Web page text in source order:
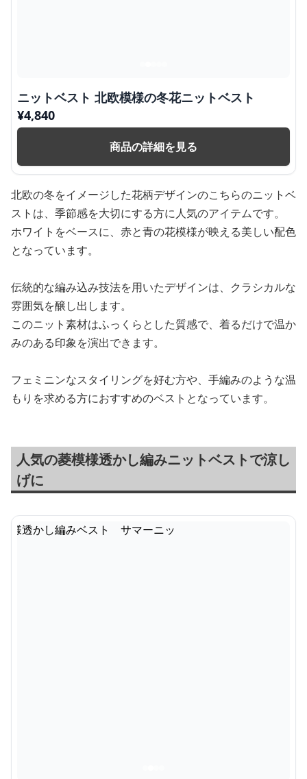
ニットベスト 北欧模様の冬花ニットベスト
¥4,840
商品の詳細を見る
北欧の冬をイメージした花柄デザインのこちらのニットベ
ストは、季節感を大切にする方に人気のアイテムです。
ホワイトをベースに、赤と青の花模様が映える美しい配色
となっています。
伝統的な編み込み技法を用いたデザインは、クラシカルな
雰囲気を醸し出します。
このニット素材はふっくらとした質感で、着るだけで温か
みのある印象を演出できます。
フェミニンなスタイリングを好む方や、手編みのような温
もりを求める方におすすめのベストとなっています。
人気の菱模様透かし編みニットベストで涼し
げに